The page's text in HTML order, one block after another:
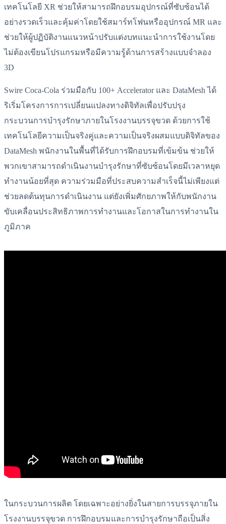
เทคโนโลยี XR ช่วยให้สามารถฝึกอบรมอุปกรณ์ที่ซับซ้อนได้
อย่างรวดเร็วและคุ้มค่าโดยใช้สมาร์ทโฟนหรืออุปกรณ์ MR และ
ช่วยให้ผู้ปฏิบัติงานแนวหน้าปรับแต่งบทแนะนำการใช้งานโดย
ไม่ต้องเขียนโปรแกรมหรือมีความรู้ด้านการสร้างแบบจำลอง
3D
Swire Coca-Cola ร่วมมือกับ 100+ Accelerator และ DataMesh ได้
ริเริ่มโครงการการเปลี่ยนแปลงทางดิจิทัลเพื่อปรับปรุง
กระบวนการบำรุงรักษาภายในโรงงานบรรจุขวด ด้วยการใช้
เทคโนโลยีความเป็นจริงคู่และความเป็นจริงผสมแบบดิจิทัลของ
DataMesh พนักงานในพื้นที่ได้รับการฝึกอบรมที่เข้มข้น ช่วยให้
พวกเขาสามารถดำเนินงานบำรุงรักษาที่ซับซ้อนโดยมีเวลาหยุด
ทำงานน้อยที่สุด ความร่วมมือที่ประสบความสำเร็จนี้ไม่เพียงแต่
ช่วยลดต้นทุนการดำเนินงาน แต่ยังเพิ่มศักยภาพให้กับพนักงาน
ขับเคลื่อนประสิทธิภาพการทำงานและโอกาสในการทำงานใน
ภูมิภาค
ในกระบวนการผลิต โดยเฉพาะอย่างยิ่งในสายการบรรจุภายใน
โรงงานบรรจุขวด การฝึกอบรมและการบำรุงรักษาถือเป็นสิ่ง